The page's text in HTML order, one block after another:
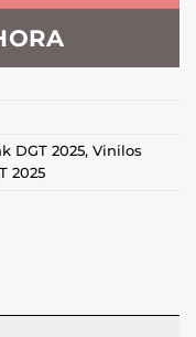
DGT 2025, Vinilos
2025